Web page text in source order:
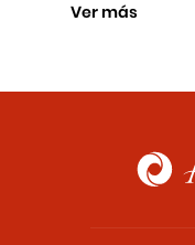
Ver más